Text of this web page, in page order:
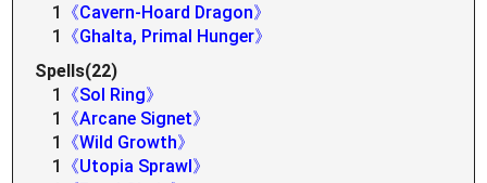
1
《Cavern-Hoard Dragon》
1
《Ghalta, Primal Hunger》
Spells(22)
1
《Sol Ring》
1
《Arcane Signet》
1
《Wild Growth》
1
《Utopia Sprawl》